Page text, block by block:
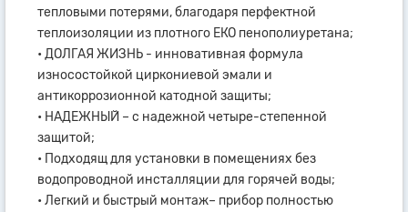
тепловыми потерями, благодаря перфектной
теплоизоляции из плотного ЕКО пенополиуретана;
• ДОЛГАЯ ЖИЗНЬ - инновативная формула
износостойкой циркониевой эмали и
антикоррозионной катодной защиты;
• НАДЕЖНЫЙ – с надежной четыре-степенной
защитой;
• Подходящ для установки в помещениях без
водопроводной инсталляции для горячей воды;
• Легкий и быстрый монтаж– прибор полностью